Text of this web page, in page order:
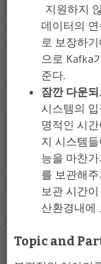
지원하지
데이터의
로 보장하
으로 Kafka
준다.
잠깐 다운
시스템의
명적인 시
지 시스템
능을 마찬
를 보관해
보관 시간
산환경내에
Topic and